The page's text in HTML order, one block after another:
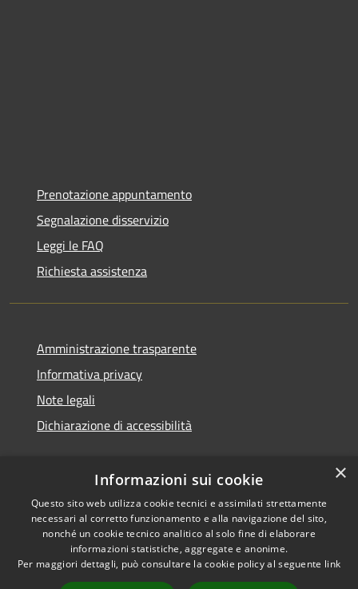
Prenotazione appuntamento
Segnalazione disservizio
Leggi le FAQ
Richiesta assistenza
Amministrazione trasparente
Informativa privacy
Note legali
Dichiarazione di accessibilità
RSS
Accessibilità
Copyright © 2026 • Comune di
Ossi • Powered by
×
Informazioni sui cookie
Questo sito web utilizza cookie tecnici e assimilati strettamente
necessari al corretto funzionamento e alla navigazione del sito,
nonché un cookie tecnico analitico al solo fine di elaborare
informazioni statistiche, aggregate e anonime.
Per maggiori dettagli, può consultare la cookie policy al seguente link